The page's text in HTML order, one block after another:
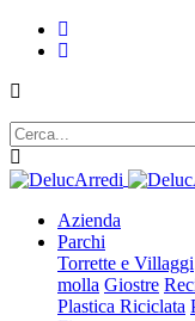
Azienda
Parchi
Torrette e Villaggi
molla Giostre
Plastica Riciclata